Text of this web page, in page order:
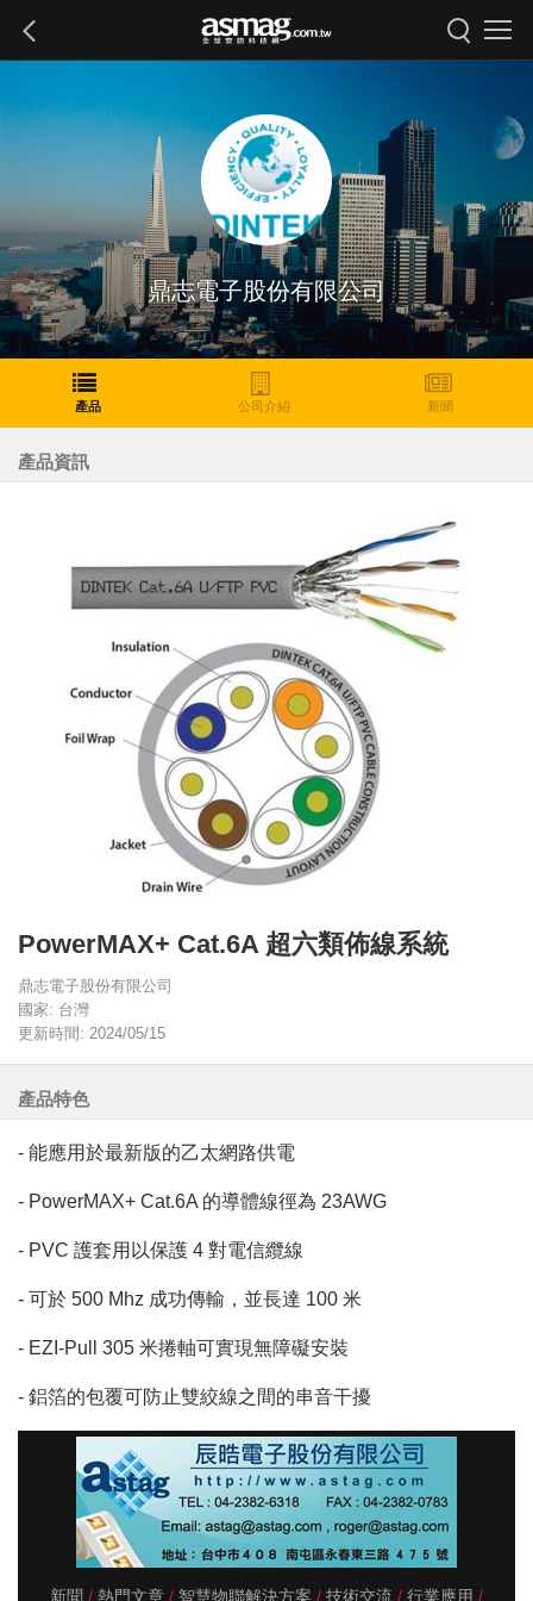
鼎志電子股份有限公司
產品 公司介紹 新聞
產品資訊
PowerMAX+ Cat.6A 超六類佈線系統
鼎志電子股份有限公司
國家: 台灣
更新時間: 2024/05/15
產品特色
- 能應用於最新版的乙太網路供電
- PowerMAX+ Cat.6A 的導體線徑為 23AWG
- PVC 護套用以保護 4 對電信纜線
- 可於 500 Mhz 成功傳輸，並長達 100 米
- EZI-Pull 305 米捲軸可實現無障礙安裝
- 鋁箔的包覆可防止雙絞線之間的串音干擾
新聞 熱門文章 智慧物聯解決方案 技術交流 行業應用